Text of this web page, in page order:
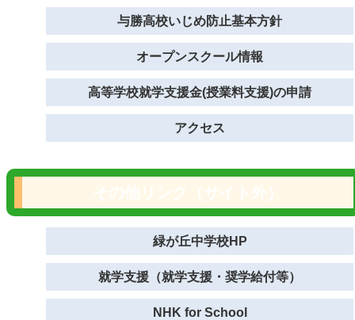
与勝高校いじめ防止基本方針
オープンスクール情報
高等学校就学支援金(授業料支援)の申請
アクセス
緑が丘中学校HP
就学支援（就学支援・奨学給付等）
NHK for School